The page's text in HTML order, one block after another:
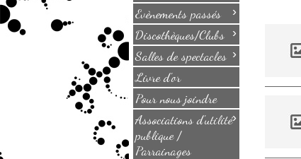
Evènements passés ›
Discothèques/Clubs ›
Salles de spectacles ›
Livre d'or
Pour nous joindre
Associations d'utilité
publique /
Parrainages
›